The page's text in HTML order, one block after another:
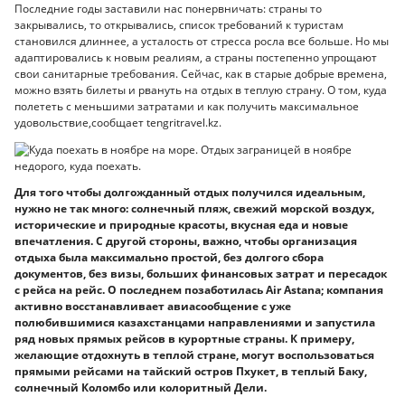
Последние годы заставили нас понервничать: страны то
закрывались, то открывались, список требований к туристам
становился длиннее, а усталость от стресса росла все больше. Но мы
адаптировались к новым реалиям, а страны постепенно упрощают
свои санитарные требования. Сейчас, как в старые добрые времена,
можно взять билеты и рвануть на отдых в теплую страну. О том, куда
полететь с меньшими затратами и как получить максимальное
удовольствие,сообщает tengritravel.kz.
Для того чтобы долгожданный отдых получился идеальным,
нужно не так много: солнечный пляж, свежий морской воздух,
исторические и природные красоты, вкусная еда и новые
впечатления. С другой стороны, важно, чтобы организация
отдыха была максимально простой, без долгого сбора
документов, без визы, больших финансовых затрат и пересадок
с рейса на рейс. О последнем позаботилась Air Astana; компания
активно восстанавливает авиасообщение с уже
полюбившимися казахстанцами направлениями и запустила
ряд новых прямых рейсов в курортные страны. К примеру,
желающие отдохнуть в теплой стране, могут воспользоваться
прямыми рейсами на тайский остров Пхукет, в теплый Баку,
солнечный Коломбо или колоритный Дели.